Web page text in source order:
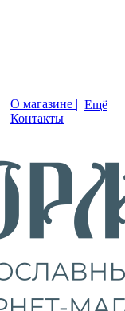
О магазине |
Контакты
Ещё